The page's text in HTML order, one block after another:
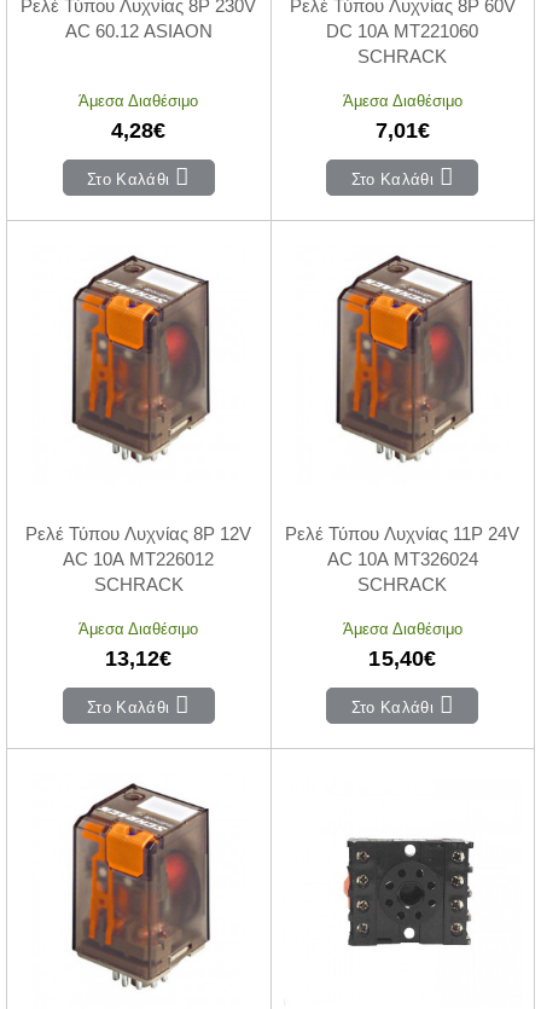
Ρελέ Τύπου Λυχνίας 8P 230V
AC 60.12 ASIAON
Άμεσα Διαθέσιμο
4,28€
Στο Καλάθι
Ρελέ Τύπου Λυχνίας 8P 60V
DC 10A MT221060
SCHRACK
Άμεσα Διαθέσιμο
7,01€
Στο Καλάθι
Ρελέ Τύπου Λυχνίας 8P 12V
ΑC 10A MT226012
SCHRACK
Άμεσα Διαθέσιμο
13,12€
Στο Καλάθι
Ρελέ Τύπου Λυχνίας 11P 24V
ΑC 10A MT326024
SCHRACK
Άμεσα Διαθέσιμο
15,40€
Στο Καλάθι